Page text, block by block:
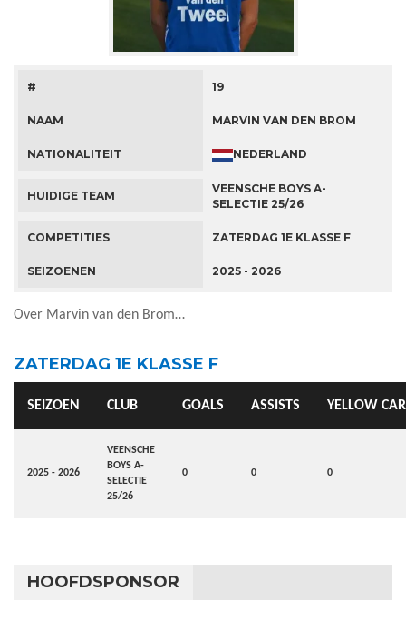
# 19
NAAM MARVIN VAN DEN BROM
NATIONALITEIT NEDERLAND
HUIDIGE TEAM
VEENSCHE BOYS A-
SELECTIE 25/26
COMPETITIES ZATERDAG 1E KLASSE F
SEIZOENEN 2025 - 2026
Over Marvin van den Brom…
ZATERDAG 1E KLASSE F
SEIZOEN CLUB GOALS ASSISTS YELLOW
2025 - 2026
VEENSCHE
BOYS A-
SELECTIE
25/26
0 0 0
HOOFDSPONSOR